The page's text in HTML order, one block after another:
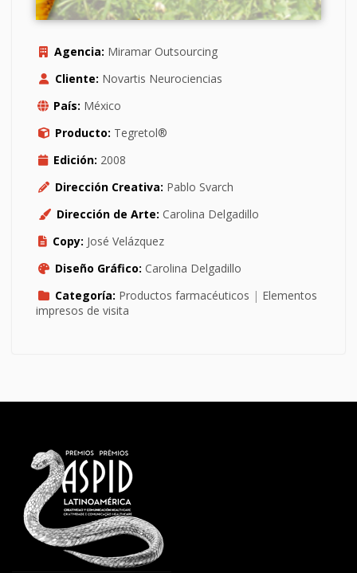
Agencia: Miramar Outsourcing
Cliente: Novartis Neurociencias
País: México
Producto: Tegretol®
Edición: 2008
Dirección Creativa: Pablo Svarch
Dirección de Arte: Carolina Delgadillo
Copy: José Velázquez
Diseño Gráfico: Carolina Delgadillo
Categoría: Productos farmacéuticos | Elementos
impresos de visita